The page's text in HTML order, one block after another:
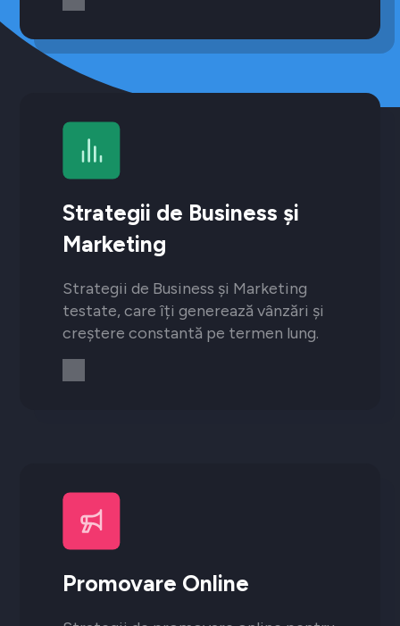
Strategii de Business și
Marketing
Strategii de Business și Marketing
testate, care îți generează vânzări și
creștere constantă pe termen lung.
Promovare Online